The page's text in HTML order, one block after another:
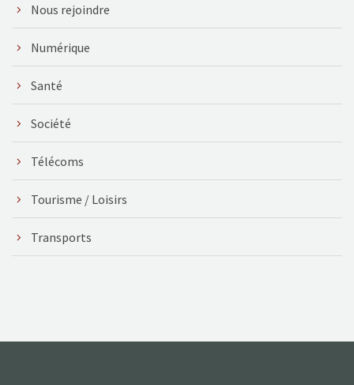
Nous rejoindre
Numérique
Santé
Société
Télécoms
Tourisme / Loisirs
Transports